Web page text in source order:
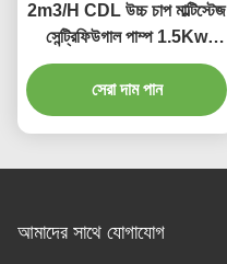
2m3/H CDL উচ্চ চাপ মাল্টিস্টেজ
সেন্ট্রিফিউগাল পাম্প 1.5Kw
380V 415V 220V
সেরা দাম পান
আমাদের সাথে যোগাযোগ